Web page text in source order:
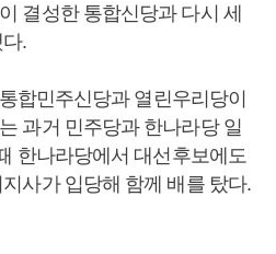
결성한 통합신당과 다시 세
.
합민주신당과 열린우리당이
과거 민주당과 한나라당 일
한나라당에서 대선후보에도
사가 입당해 함께 배를 탔다.